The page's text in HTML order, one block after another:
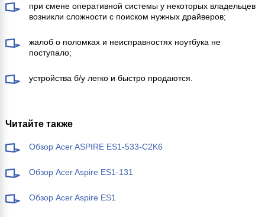
при смене оперативной системы у некоторых владельцев
возникли сложности с поиском нужных драйверов;
жалоб о поломках и неисправностях ноутбука не
поступало;
устройства б/у легко и быстро продаются.
Читайте также
Обзор Acer ASPIRE ES1-533-C2K6
Обзор Acer Aspire ES1-131
Обзор Acer Aspire ES1